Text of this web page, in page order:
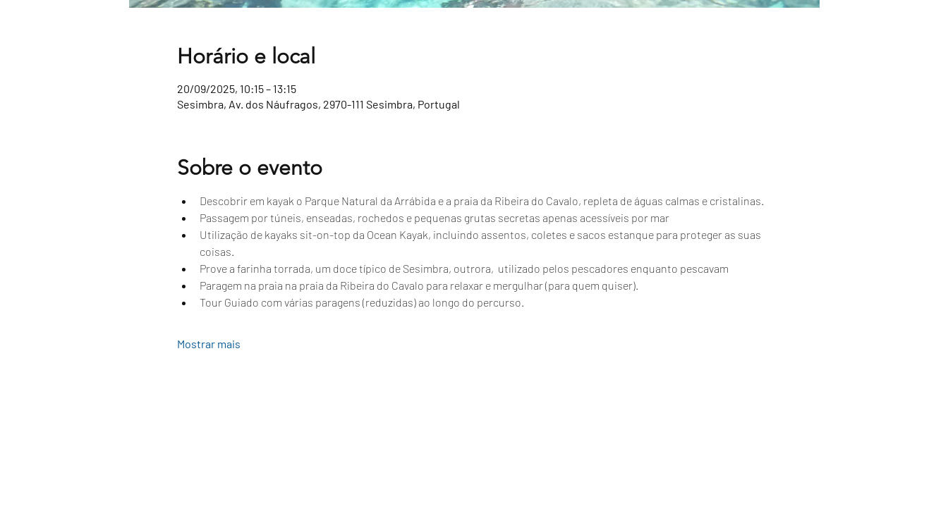
Horário e local
20/09/2025, 10:15 – 13:15
Sesimbra, Av. dos Náufragos, 2970-111 Sesimbra, Portugal
Sobre o evento
Descobrir em kayak o Parque Natural da Arrábida e a praia da Ribeira do Cavalo, repleta de águas calmas e cristalinas.
Passagem por túneis, enseadas, rochedos e pequenas grutas secretas apenas acessíveis por mar
Utilização de kayaks sit-on-top da Ocean Kayak, incluindo assentos, coletes e sacos estanque para proteger as suas
coisas.
Prove a farinha torrada, um doce típico de Sesimbra, outrora,  utilizado pelos pescadores enquanto pescavam
Paragem na praia na praia da Ribeira do Cavalo para relaxar e mergulhar (para quem quiser).
Tour Guiado com várias paragens (reduzidas) ao longo do percurso.
Mostrar mais